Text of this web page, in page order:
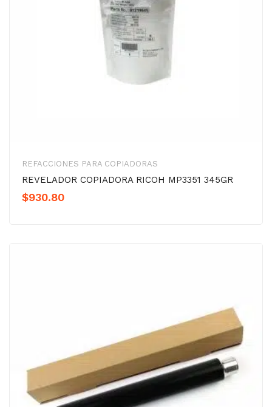
REFACCIONES PARA COPIADORAS
REVELADOR COPIADORA RICOH MP3351 345GR
$930.80